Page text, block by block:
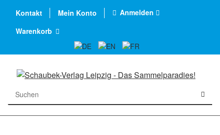
Kontakt Mein Konto
Anmelden
Warenkorb